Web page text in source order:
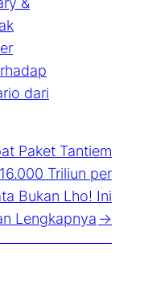
dari
Paket Tantiem
Triliun per
Bukan Lho! Ini
Lengkapnya